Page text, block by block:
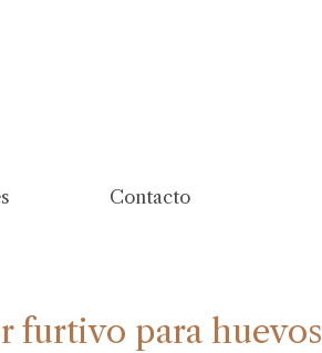
Contacto
furtivo para huevos